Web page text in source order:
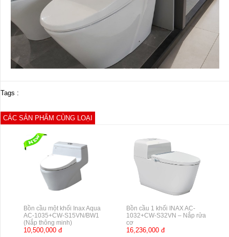
Tags :
CÁC SẢN PHẨM CÙNG LOẠI
Bồn cầu một khối Inax Aqua
AC-1035+CW-S15VN/BW1
(Nắp thông minh)
10,500,000 đ
Bồn cầu 1 khối INAX AC-
1032+CW-S32VN – Nắp rửa
cơ
16,236,000 đ